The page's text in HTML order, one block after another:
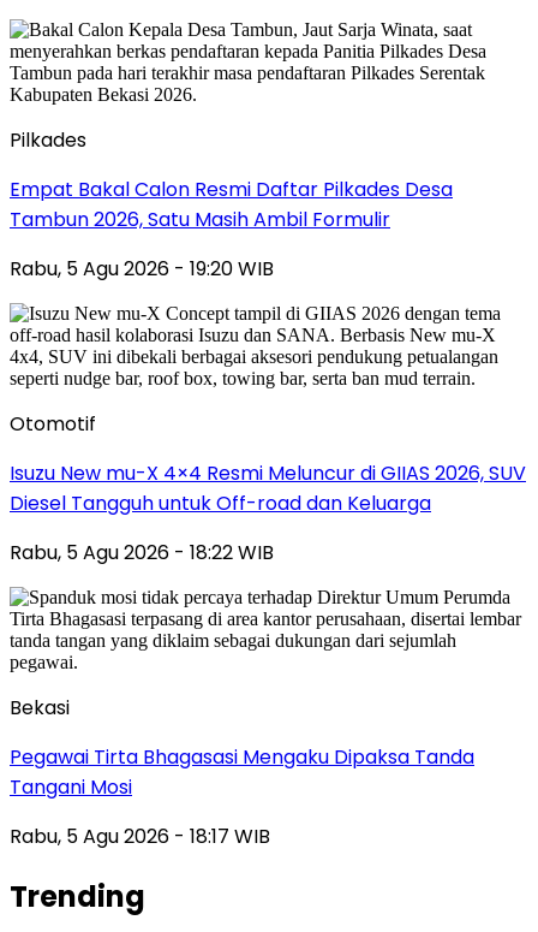
Pilkades
Empat Bakal Calon Resmi Daftar Pilkades Desa
Tambun 2026, Satu Masih Ambil Formulir
Rabu, 5 Agu 2026 - 19:20 WIB
Otomotif
Isuzu New mu-X 4×4 Resmi Meluncur di GIIAS 2026, SUV
Diesel Tangguh untuk Off-road dan Keluarga
Rabu, 5 Agu 2026 - 18:22 WIB
Bekasi
Pegawai Tirta Bhagasasi Mengaku Dipaksa Tanda
Tangani Mosi
Rabu, 5 Agu 2026 - 18:17 WIB
Trending